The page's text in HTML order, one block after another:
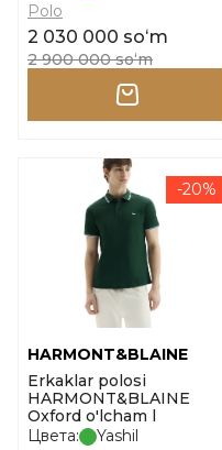
Polo
2 030 000 soʻm
2 900 000 soʻm
-20%
HARMONT&BLAINE
Erkaklar polosi
HARMONT&BLAINE
Oxford o'lcham l
Цвета:
Yashil